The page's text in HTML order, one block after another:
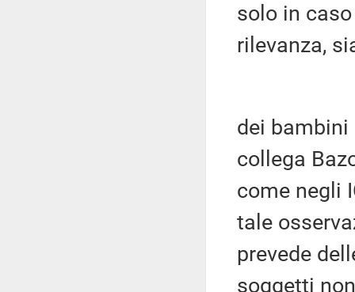
solo in
rilevanza,
dei bambini
collega
come negli
tale
prevede
soggetti